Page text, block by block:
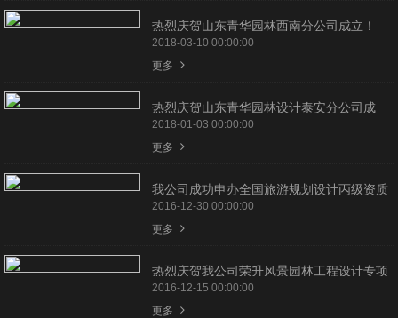
人力资源
热烈庆贺山东青华园林西南分公司成立！
2018-03-10 00:00:00
更多
热烈庆贺山东青华园林设计泰安分公司成
立！
2018-01-03 00:00:00
更多
我公司成功申办全国旅游规划设计丙级资质
2016-12-30 00:00:00
更多
热烈庆贺我公司荣升风景园林工程设计专项
甲级
2016-12-15 00:00:00
更多